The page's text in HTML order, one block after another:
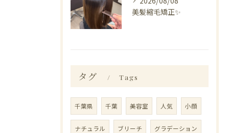
美髪縮毛矯正✨️
タグ Tags
千葉県 千葉 美容室 人気 小顔
ナチュラル ブリーチ グラデーション